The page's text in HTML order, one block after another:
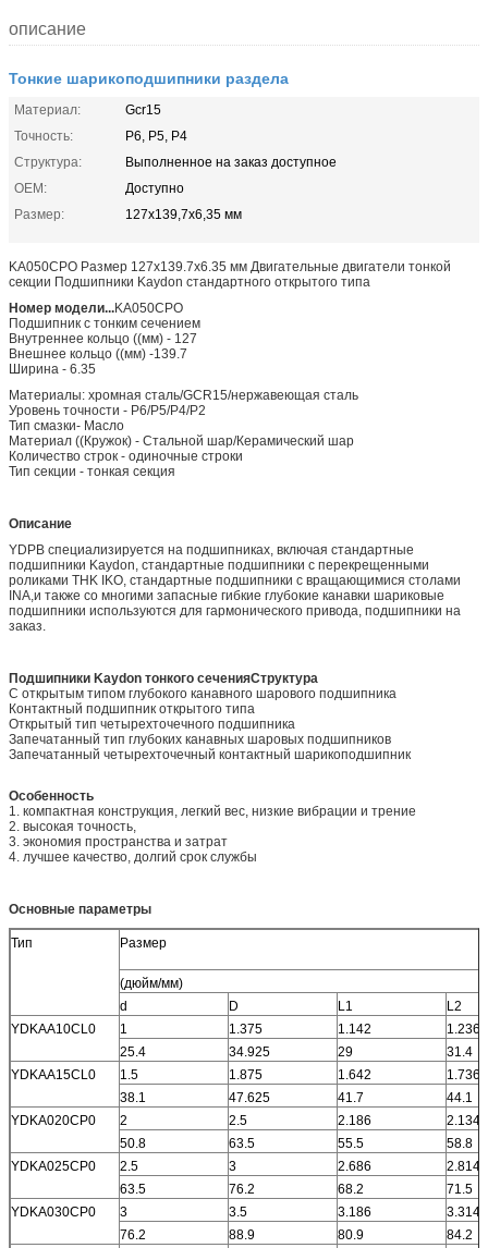
описание
Тонкие шарикоподшипники раздела
Материал:
Gcr15
Точность:
P6, P5, P4
Структура:
Выполненное на заказ доступное
OEM:
Доступно
Размер:
127х139,7х6,35 мм
KA050CPO Размер 127x139.7x6.35 мм Двигательные двигатели тонкой
секции Подшипники Kaydon стандартного открытого типа
Номер модели...KA050CPO
Подшипник с тонким сечением
Внутреннее кольцо ((мм) - 127
Внешнее кольцо ((мм) -139.7
Ширина - 6.35
Материалы: хромная сталь/GCR15/нержавеющая сталь
Уровень точности - P6/P5/P4/P2
Тип смазки- Масло
Материал ((Кружок) - Стальной шар/Керамический шар
Количество строк - одиночные строки
Тип секции - тонкая секция
Описание
YDPB специализируется на подшипниках, включая стандартные
подшипники Kaydon, стандартные подшипники с перекрещенными
роликами THK IKO, стандартные подшипники с вращающимися столами
INA,и также со многими запасные гибкие глубокие канавки шариковые
подшипники используются для гармонического привода, подшипники на
заказ.
Подшипники Kaydon тонкого сеченияСтруктура
С открытым типом глубокого канавного шарового подшипника
Контактный подшипник открытого типа
Открытый тип четырехточечного подшипника
Запечатанный тип глубоких канавных шаровых подшипников
Запечатанный четырехточечный контактный шарикоподшипник
Особенность
1. компактная конструкция, легкий вес, низкие вибрации и трение
2. высокая точность,
3. экономия пространства и затрат
4. лучшее качество, долгий срок службы
Основные параметры
Тип Размер
(дюйм/мм)
d
D L1
L2
YDKAA10CL0
1 1.375 1.142
1.236
25.4
34.925 29
31.4
YDKAA15CL0
1.5 1.875 1.642
1.736
38.1
47.625 41.7
44.1
YDKA020CP0
2 2.5 2.186
2.134
50.8
63.5 55.5
58.8
YDKA025CP0
2.5 3 2.686
2.814
63.5
76.2 68.2
71.5
YDKA030CP0
3 3.5 3.186
3.314
76.2
88.9 80.9
84.2